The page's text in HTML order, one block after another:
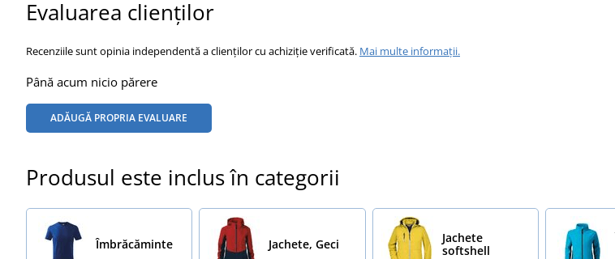
Evaluarea clienților
Recenziile sunt opinia independentă a clienților cu achiziție verificată. Mai multe informații.
Până acum nicio părere
ADĂUGĂ PROPRIA EVALUARE
Produsul este inclus în categorii
Îmbrăcăminte Jachete, Geci
Jachete
softshell